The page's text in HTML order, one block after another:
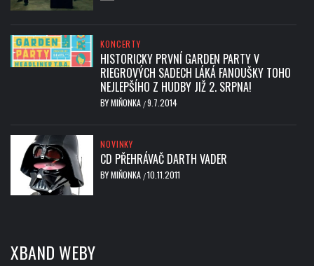
KONCERTY
HISTORICKY PRVNÍ GARDEN PARTY V
RIEGROVÝCH SADECH LÁKÁ FANOUŠKY TOHO
NEJLEPŠÍHO Z HUDBY JIŽ 2. SRPNA!
BYMIŇONKA /9.7.2014
NOVINKY
CD PŘEHRÁVAČ DARTH VADER
BYMIŇONKA /10.11.2011
XBAND WEBY